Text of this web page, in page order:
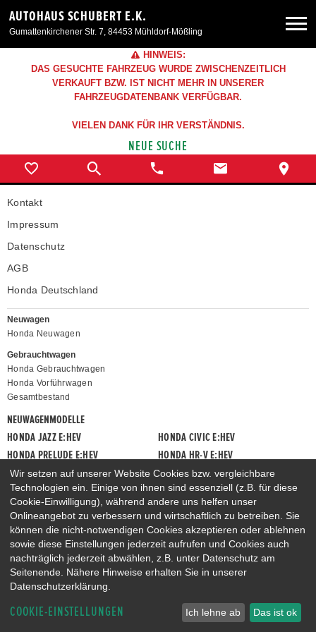
AUTOHAUS SCHUBERT E.K.
Gumattenkirchener Str. 7, 84453 Mühldorf-Mößling
Neuwagen
Angebote
Service & Zubehör
Unser Autohaus
HINWEIS:
DAS GESUCHTE FAHRZEUG WURDE ZWISCHENZEITLICH
VERKAUFT BZW. IST NICHT MEHR IN UNSERER
FAHRZEUGDATENBANK VERFÜGBAR.
VIELEN DANK FÜR IHR VERSTÄNDNIS.
NEUE SUCHE
Kontakt
Impressum
Datenschutz
AGB
Honda Deutschland
Neuwagen
Honda Neuwagen
Gebrauchtwagen
Honda Gebrauchtwagen
Honda Vorführwagen
Gesamtbestand
NEUWAGENMODELLE
HONDA JAZZ E:HEV
HONDA CIVIC E:HEV
HONDA PRELUDE E:HEV
HONDA HR-V E:HEV
HONDA ZR-V E:HEV
HONDA CR-V E:HEV & E:PHEV
Wir setzen auf unserer Website Cookies bzw. vergleichbare
Technologien ein. Einige von ihnen sind essenziell (z.B. für diese
Cookie-Einwilligung), während andere uns helfen unser
Onlineangebot zu verbessern und wirtschaftlich zu betreiben. Sie
können die nicht-notwendigen Cookies akzeptieren oder ablehnen
sowie diese Einstellungen jederzeit aufrufen und Cookies auch
nachträglich jederzeit abwählen, z.B. unter Datenschutz am
Seitenende. Nähere Hinweise erhalten Sie in unserer
Datenschutzerklärung.
COOKIE-EINSTELLUNGEN Ich lehne ab Das ist ok